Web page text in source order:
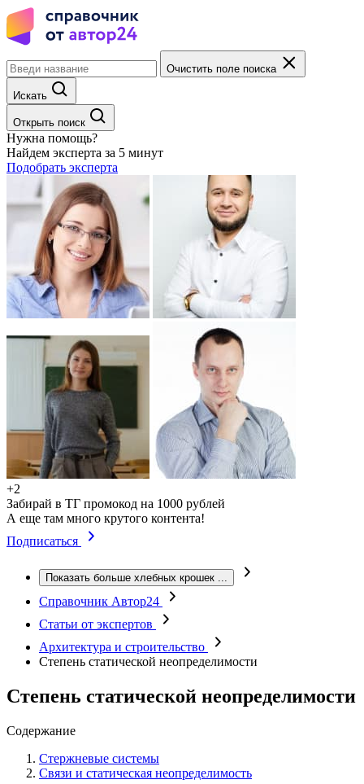
Очистить поле поиска
Искать
Открыть поиск
Нужна помощь?
Найдем эксперта за 5 минут
Подобрать эксперта
+2
Забирай в ТГ промокод на 1000 рублей
А еще там много крутого контента!
Подписаться
Показать больше хлебных крошек ...
Справочник Автор24
Статьи от экспертов
Архитектура и строительство
Степень статической неопределимости
Степень статической неопределимости
Содержание
Стержневые системы
Связи и статическая неопределимость